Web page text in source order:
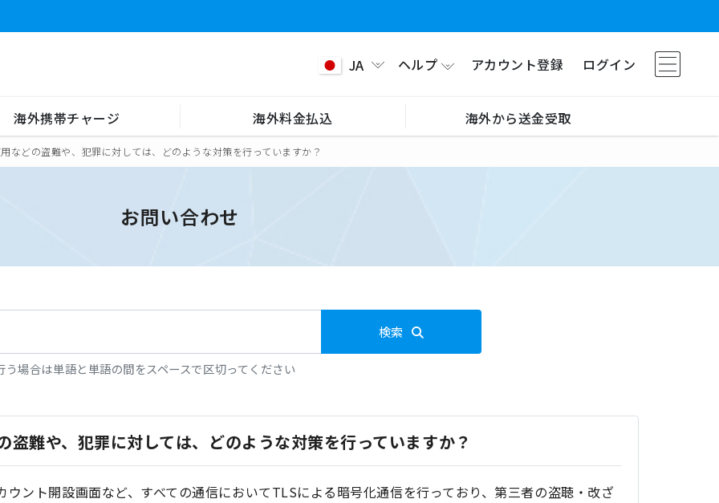
JA ヘルプ アカウント登録 ログイン
海外携帯チャージ 海外料金払込 海外から送金受取
などの盗難や、犯罪に対しては、どのような対策を行っていますか？
お問い合わせ
検索
場合は単語と単語の間をスペースで区切ってください
盗難や、犯罪に対しては、どのような対策を行っていますか？
ント開設画面など、すべての通信においてTLSによる暗号化通信を行っており、第三者の盗聴・改ざ